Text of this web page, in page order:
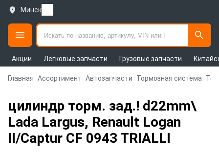
Минск
Акции Легковые запчасти Грузовые запчасти
Главная Ассортимент Автозапчасти Тормозная система
цилиндр торм. зад.! d22mm\
Lada Largus, Renault Logan
II/Captur CF 0943 TRIALLI